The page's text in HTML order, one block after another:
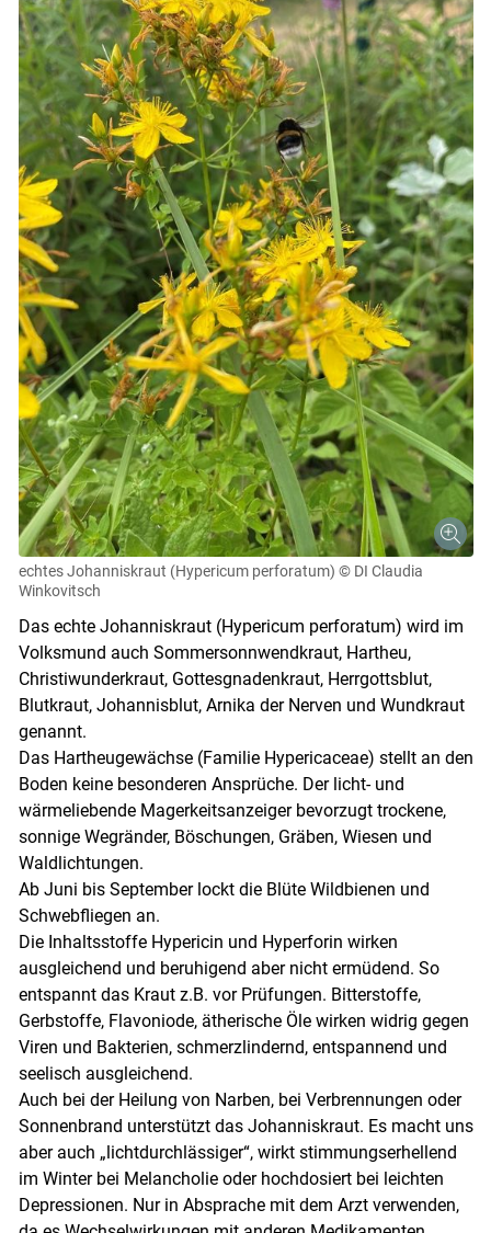
echtes Johanniskraut (Hypericum perforatum) © DI Claudia
Winkovitsch
Das echte Johanniskraut (Hypericum perforatum) wird im
Volksmund auch Sommersonnwendkraut, Hartheu,
Christiwunderkraut, Gottesgnadenkraut, Herrgottsblut,
Blutkraut, Johannisblut, Arnika der Nerven und Wundkraut
genannt.
Das Hartheugewächse (Familie Hypericaceae) stellt an den
Boden keine besonderen Ansprüche. Der licht- und
wärmeliebende Magerkeitsanzeiger bevorzugt trockene,
sonnige Wegränder, Böschungen, Gräben, Wiesen und
Waldlichtungen.
Ab Juni bis September lockt die Blüte Wildbienen und
Schwebfliegen an.
Die Inhaltsstoffe Hypericin und Hyperforin wirken
ausgleichend und beruhigend aber nicht ermüdend. So
entspannt das Kraut z.B. vor Prüfungen. Bitterstoffe,
Gerbstoffe, Flavoniode, ätherische Öle wirken widrig gegen
Viren und Bakterien, schmerzlindernd, entspannend und
seelisch ausgleichend.
Auch bei der Heilung von Narben, bei Verbrennungen oder
Sonnenbrand unterstützt das Johanniskraut. Es macht uns
aber auch „lichtdurchlässiger“, wirkt stimmungserhellend
im Winter bei Melancholie oder hochdosiert bei leichten
Depressionen. Nur in Absprache mit dem Arzt verwenden,